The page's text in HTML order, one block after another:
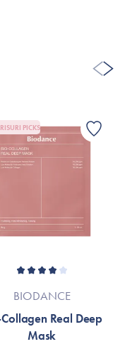
PICKS
BIODANCE
Real Deep
Mask